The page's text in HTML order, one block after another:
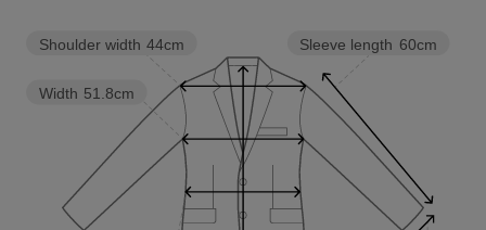
Sleeve length 60cm
Width 51.8cm
Shoulder width 44cm